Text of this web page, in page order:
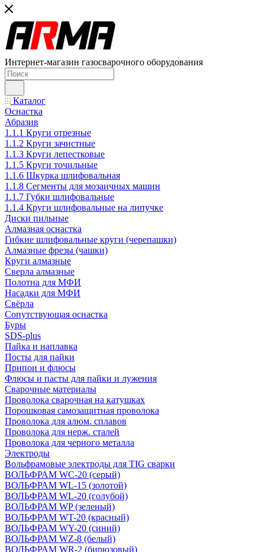
Интернет-магазин газосварочного оборудования
Каталог
Оснастка
Абразив
1.1.1 Круги отрезные
1.1.2 Круги зачистные
1.1.3 Круги лепестковые
1.1.5 Круги точильные
1.1.6 Шкурка шлифовальная
1.1.8 Сегменты для мозаичных машин
1.1.7 Губки шлифовальные
1.1.4 Круги шлифовальные на липучке
Диски пильные
Алмазная оснастка
Гибкие шлифовальные круги (черепашки)
Алмазные фрезы (чашки)
Круги алмазные
Сверла алмазные
Полотна для МФИ
Насадки для МФИ
Свёрла
Сопутствующая оснастка
Буры
SDS-plus
Пайка и наплавка
Посты для пайки
Припои и флюсы
Флюсы и пасты для пайки и лужения
Сварочные материалы
Проволока сварочная на катушках
Порошковая самозащитная проволока
Проволока для алюм. сплавов
Проволока для нерж. сталей
Проволока для черного металла
Электроды
Вольфрамовые электроды для TIG сварки
ВОЛЬФРАМ WC-20 (серый)
ВОЛЬФРАМ WL-15 (золотой)
ВОЛЬФРАМ WL-20 (голубой)
ВОЛЬФРАМ WP (зеленый)
ВОЛЬФРАМ WT-20 (красный)
ВОЛЬФРАМ WY-20 (синий)
ВОЛЬФРАМ WZ-8 (белый)
ВОЛЬФРАМ WR-2 (бирюзовый)